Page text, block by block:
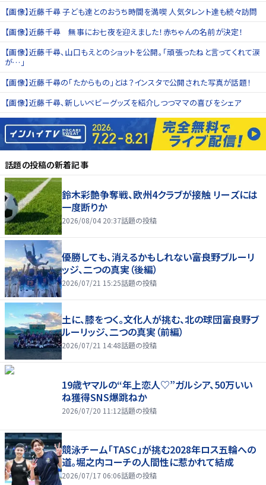
【画像】近藤千尋 子ども達とのおうち時間を満喫 人気タレント達も続々訪問
【画像】近藤千尋 無事にお七夜を迎えました！赤ちゃんの名前が決定！
【画像】近藤千尋、山口もえとのショットを公開。「頑張ったねと言ってくれて涙
が…」
【画像】近藤千尋の「たからもの」とは？インスタで公開された写真が話題！
【画像】近藤千尋、新しいベビーグッズを紹介しつつママの喜びをシェア
話題の投稿の新着記事
鈴木彩艶争奪戦、欧州4クラブが接触 リーズには
一度断りか
2026/08/04 20:37話題の投稿
優勝しても、消えるかもしれない――富良野ブルーリ
ッジ、二つの真実（後編）
2026/07/21 15:25話題の投稿
土に、膝をつく。文化人が挑む、北の球団――富良野ブ
ルーリッジ、二つの真実（前編）
2026/07/21 14:48話題の投稿
19歳ヤマルの“年上恋人♡”ガルシア、50万いい
ね獲得SNS爆跳ねか
2026/07/20 11:12話題の投稿
競泳チーム「TASC」が挑む2028年ロス五輪への
道。堀之内コーチの人間性に惹かれて結成
2026/07/17 06:06話題の投稿